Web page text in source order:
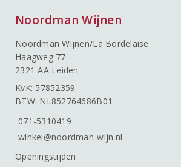
Noordman Wijnen
Noordman Wijnen/La Bordelaise
Haagweg 77
2321 AA Leiden
KvK: 57852359
BTW: NL852764686B01
071-5310419
winkel@noordman-wijn.nl
Openingstijden